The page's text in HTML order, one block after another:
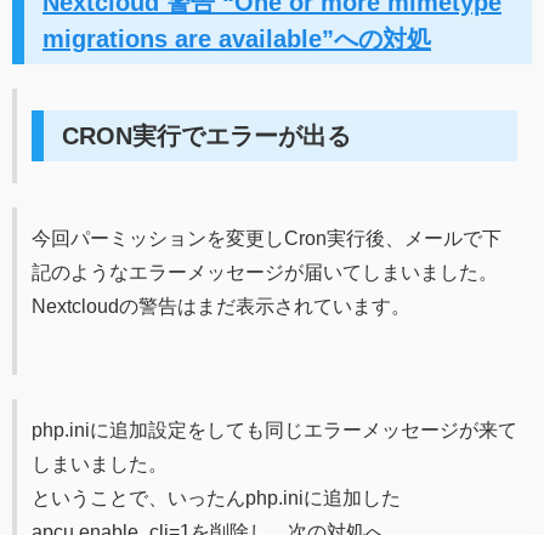
migrations are available”への対処
CRON実行でエラーが出る
今回パーミッションを変更しCron実行後、メールで下
記のようなエラーメッセージが届いてしまいました。
Nextcloudの警告はまだ表示されています。
php.iniに追加設定をしても同じエラーメッセージが来て
しまいました。
ということで、いったんphp.iniに追加した